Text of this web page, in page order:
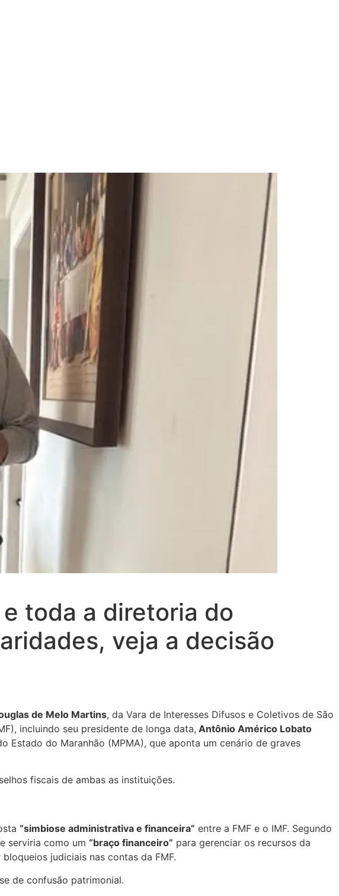
toda a diretoria do
veja a decisão
de Melo Martins, da Vara de Interesses Difusos e Coletivos de São
incluindo seu presidente de longa data, Antônio Américo Lobato
Estado do Maranhão (MPMA), que aponta um cenário de graves
fiscais de ambas as instituições.
“simbiose administrativa e financeira” entre a FMF e o IMF. Segundo
serviria como um “braço financeiro” para gerenciar os recursos da
judiciais nas contas da FMF.
de confusão patrimonial.